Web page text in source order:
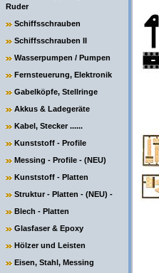
Ruder
Schiffsschrauben
Schiffsschrauben II
Wasserpumpen / Pumpen
Fernsteuerung, Elektronik
Gabelköpfe, Stellringe
Akkus & Ladegeräte
Kabel, Stecker ......
Kunststoff - Profile
Messing - Profile - (NEU)
Kunststoff - Platten
Struktur - Platten - (NEU) -
Blech - Platten
Glasfaser & Epoxy
Hölzer und Leisten
Eisen, Stahl, Messing